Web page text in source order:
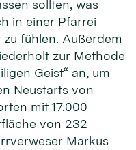
sollten, was
in einer Pfarrei
fühlen. Außerdem
zur Methode
Geist“ an, um
Neustarts von
mit 17.000
von 232
Markus